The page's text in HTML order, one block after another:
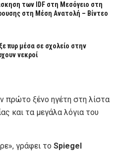
των IDF στη Μεσόγειο στη
στη Μέση Ανατολή – Βίντεο
πυρ μέσα σε σχολείο στην
νεκροί
πρώτο ξένο ηγέτη στη λίστα
και τα μεγάλα λόγια του
γράφει το Spiegel